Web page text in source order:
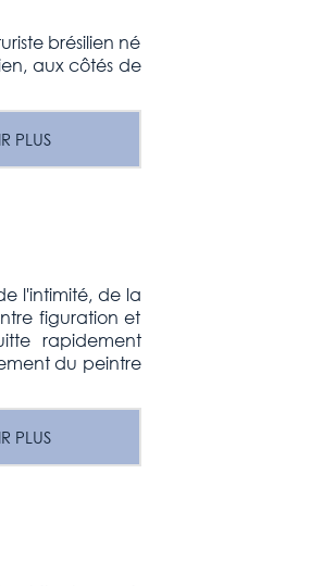
brésilien né
aux côtés de
PLUS
l'intimité, de la
figuration et
rapidement
du peintre
PLUS